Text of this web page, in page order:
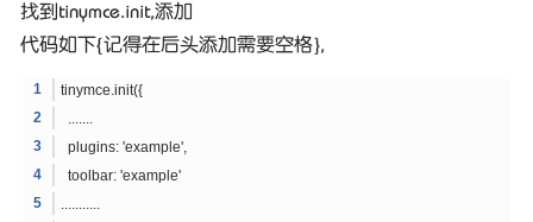
找到tinymce.init,添加
代码如下{记得在后头添加需要空格},
tinymce.init({
plugins: 'example',
toolbar: 'example'